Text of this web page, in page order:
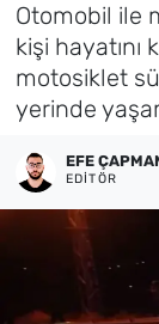
Otomobil ile
kişi hayatını
motosiklet
yerinde
EFE
EDITÖR
Foto
Künye
İletişim